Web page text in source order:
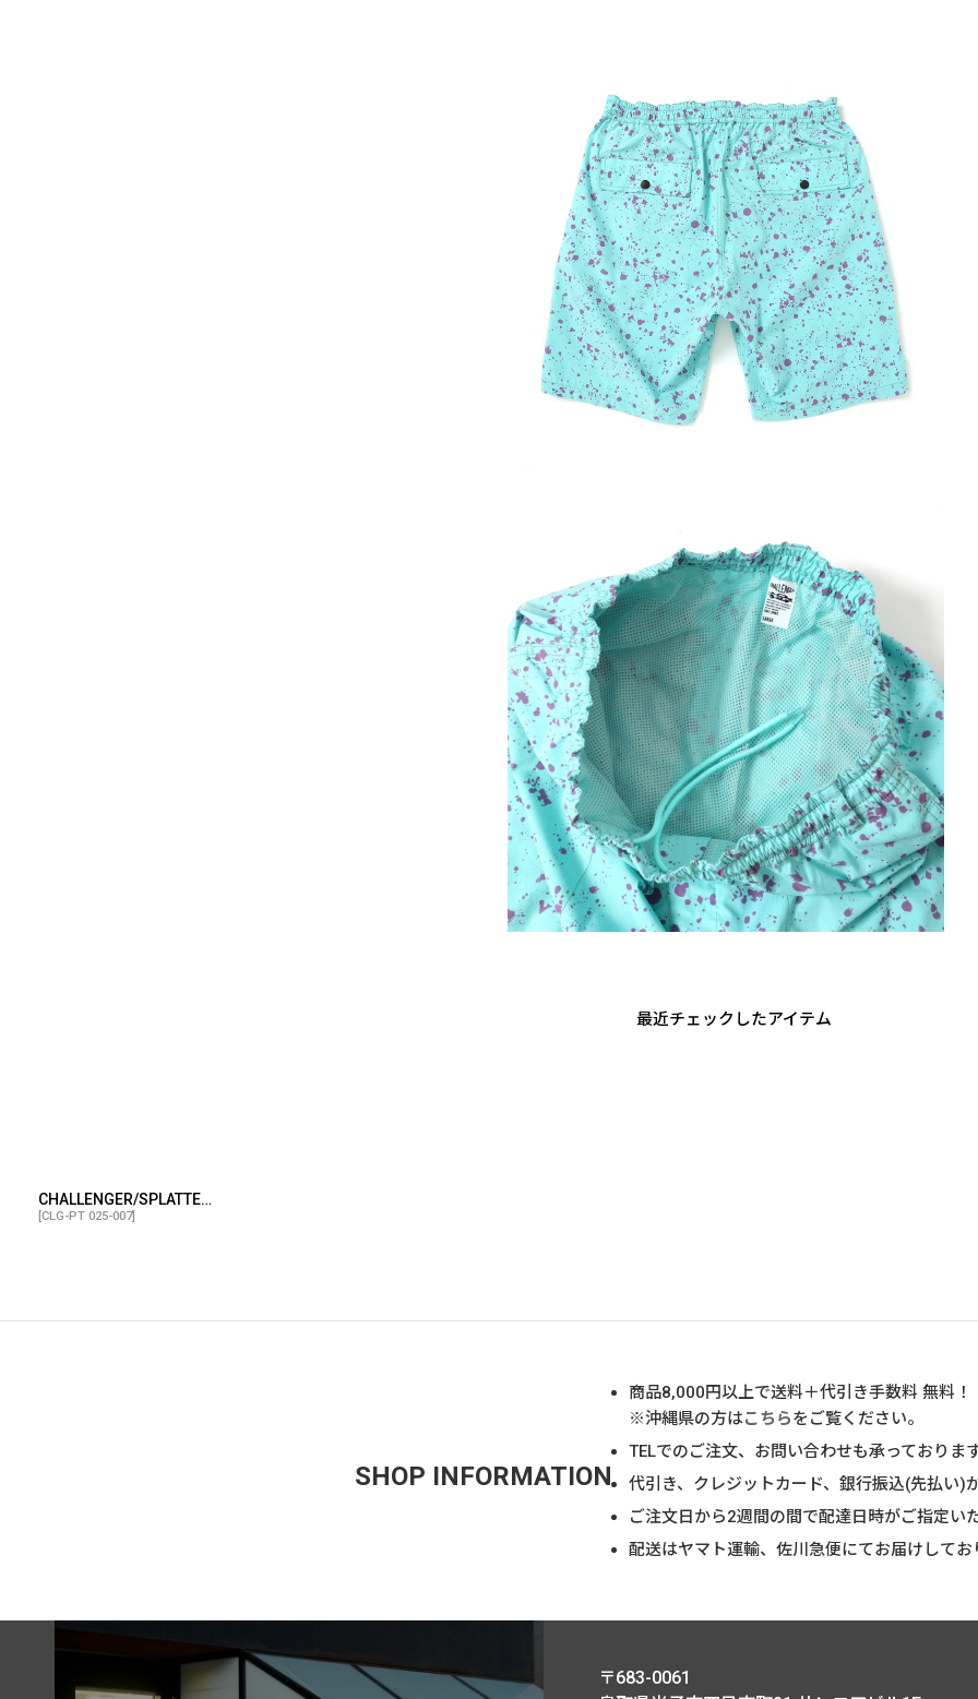
最近チェックしたアイテム
CHALLENGER/SPLATTER MARINE SHORTS（MINT）［スプラッターマリンショーツ-25春夏］
[CLG-PT 025-007]
SHOP INFORMATION
商品8,000円以上で送料＋代引き手数料 無料！
※沖縄県の方はこちらをご覧ください。
TELでのご注文、お問い合わせも承っておりま
代引き、クレジットカード、銀行振込(先払い)
ご注文日から2週間の間で配達日時がご指定い
配送はヤマト運輸、佐川急便にてお届けしてお
〒683-0061